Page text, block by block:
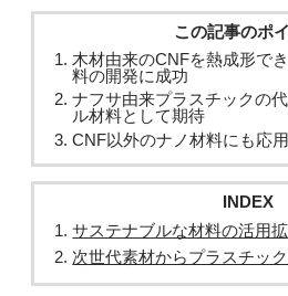
この記事のポ
木材由来のCNFを熱成形で
料の開発に成功
ナフサ由来プラスチックの
ル材料として期待
CNF以外のナノ材料にも応
INDEX
サステナブルな材料の活用
次世代素材からプラスチッ